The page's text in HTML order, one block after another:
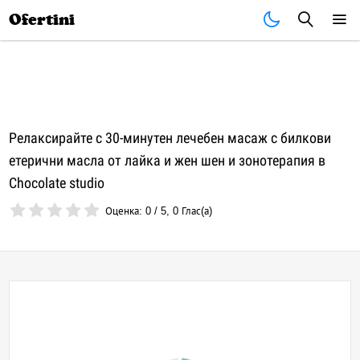
Ofertini
Релаксирайте с 30-минутен лечебен масаж с билкови
етерични масла от лайка и жен шен и зонотерапия в
Chocolate studio
Оценка:0 /5,0 Глас(а)